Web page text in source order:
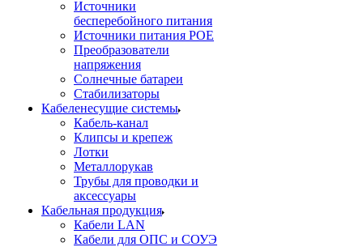
Источники
бесперебойного питания
Источники питания POE
Преобразователи
напряжения
Солнечные батареи
Стабилизаторы
Кабеленесущие системы
Кабель-канал
Клипсы и крепеж
Лотки
Металлорукав
Трубы для проводки и
аксессуары
Кабельная продукция
Кабели LAN
Кабели для ОПС и СОУЭ